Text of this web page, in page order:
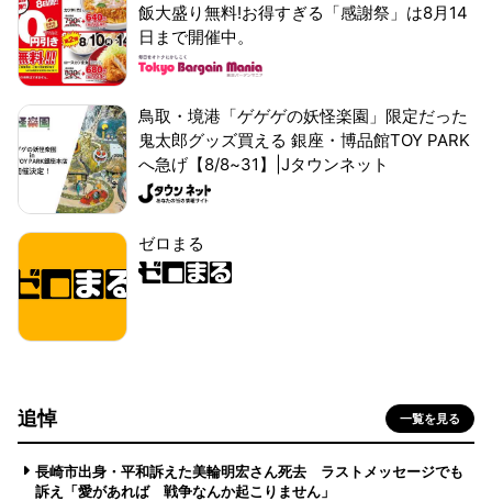
飯大盛り無料!お得すぎる「感謝祭」は8月14
日まで開催中。
鳥取・境港「ゲゲゲの妖怪楽園」限定だった
鬼太郎グッズ買える 銀座・博品館TOY PARK
へ急げ【8/8~31】|Jタウンネット
ゼロまる
追悼 一覧を見る
長崎市出身・平和訴えた美輪明宏さん死去 ラストメッセージでも
訴え「愛があれば 戦争なんか起こりません」